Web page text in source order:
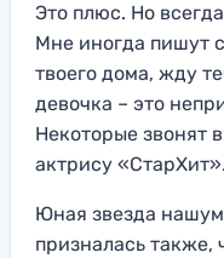
Это плюс. Но
Мне иногда пишут
твоего дома, жду
девочка – это
Некоторые звонят
актрису «СтарХит».
Юная звезда
призналась также,